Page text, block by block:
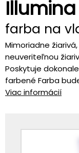
farba na
Mimoriadne
neuveriteľnou
Poskytuje
farbené Farba
Viac informácií